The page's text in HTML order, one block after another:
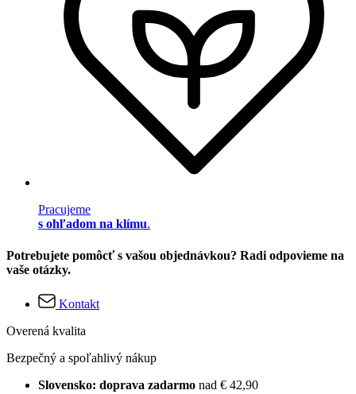
Pracujeme
s ohľadom na klímu.
Potrebujete pomôcť s vašou objednávkou? Radi odpovieme na
vaše otázky.
Kontakt
Overená kvalita
Bezpečný a spoľahlivý nákup
Slovensko: doprava zadarmo nad € 42,90